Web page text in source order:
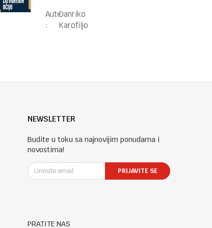
Autor
:
Đanriko
Karofiljo
NEWSLETTER
Budite u toku sa najnovijim ponudama i
novostima!
PRIJAVITE SE
PRATITE NAS